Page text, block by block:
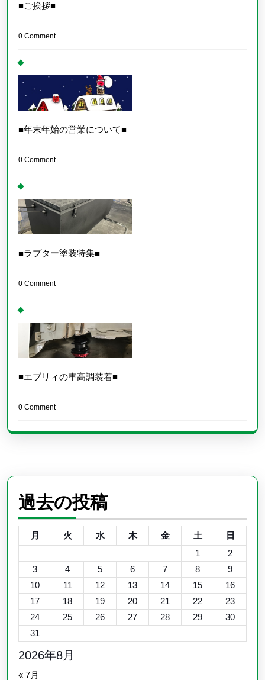
■ご挨拶■
0 Comment
■年末年始の営業について■
0 Comment
■ラプター塗装特集■
0 Comment
■エブリィの車高調装着■
0 Comment
過去の投稿
2026年8月
月 火 水 木 金 土
日
1
2
3
4 5 6 7 8
9
10
11 12 13 14 15
16
17
18 19 20 21 22
23
24
25 26 27 28 29
30
31
« 7月